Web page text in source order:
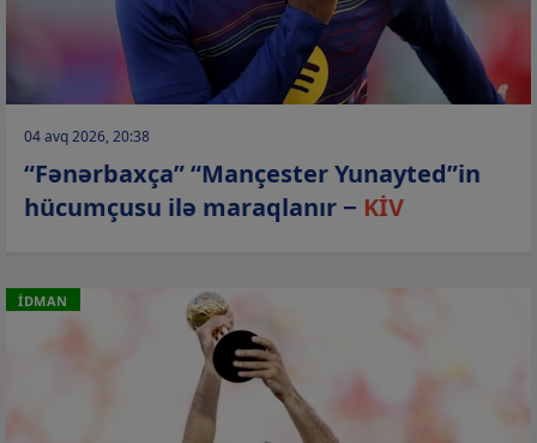
04 avq 2026, 20:38
“Fənərbaxça” “Mançester Yunayted”in
hücumçusu ilə maraqlanır − KİV
İDMAN